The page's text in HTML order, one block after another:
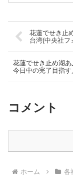
花蓮でせき止
台湾(中央社フ
花蓮でせき止め湖
今日中の完了目指
コメント
ホーム 各